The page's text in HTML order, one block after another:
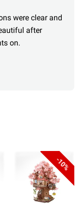
were clear and
after
on.
-10%